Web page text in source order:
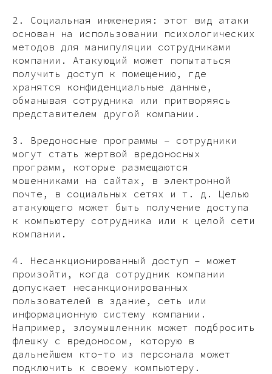
2. Социальная инженерия: этот вид атаки
основан на использовании психологических
методов для манипуляции сотрудниками
компании. Атакующий может попытаться
получить доступ к помещению, где
хранятся конфиденциальные данные,
обманывая сотрудника или притворяясь
представителем другой компании.
3. Вредоносные программы – сотрудники
могут стать жертвой вредоносных
программ, которые размещаются
мошенниками на сайтах, в электронной
почте, в социальных сетях и т. д. Целью
атакующего может быть получение доступа
к компьютеру сотрудника или к целой сети
компании.
4. Несанкционированный доступ – может
произойти, когда сотрудник компании
допускает несанкционированных
пользователей в здание, сеть или
информационную систему компании.
Например, злоумышленник может подбросить
флешку с вредоносом, которую в
дальнейшем кто-то из персонала может
подключить к своему компьютеру.